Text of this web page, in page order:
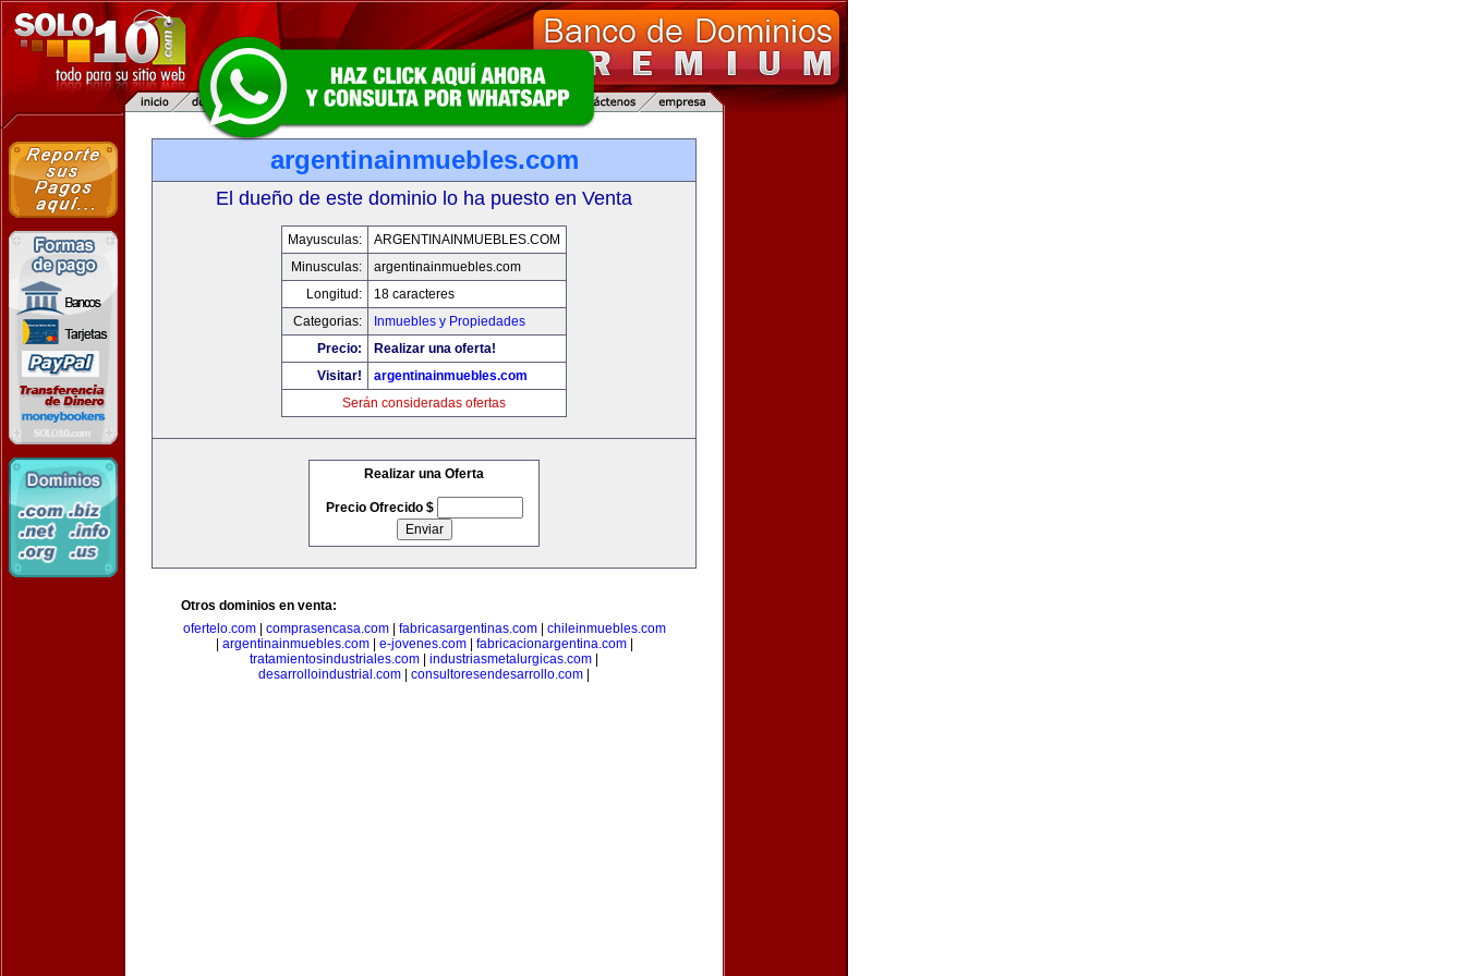
argentinainmuebles.com
El dueño de este dominio lo ha puesto en Venta
Mayusculas:
ARGENTINAINMUEBLES.COM
Minusculas:
argentinainmuebles.com
Longitud:
18 caracteres
Categorias:
Inmuebles y Propiedades
Precio:
Realizar una oferta!
Visitar!
argentinainmuebles.com
Serán consideradas ofertas
Realizar una Oferta
Precio Ofrecido $
Otros dominios en venta:
ofertelo.com| comprasencasa.com| fabricasargentinas.com| chileinmuebles.com
argentinainmuebles.com| e-jovenes.com| fabricacionargentina.com|
tratamientosindustriales.com
industriasmetalurgicas.com
desarrolloindustrial.com
consultoresendesarrollo.com